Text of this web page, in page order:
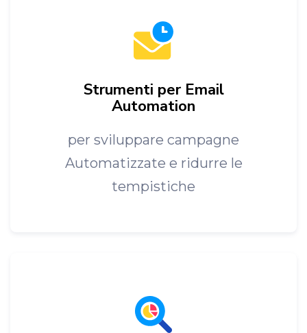
Strumenti per Email
Automation
per sviluppare campagne
Automatizzate e ridurre le
tempistiche